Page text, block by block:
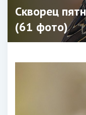
Скворец
(61 фото)